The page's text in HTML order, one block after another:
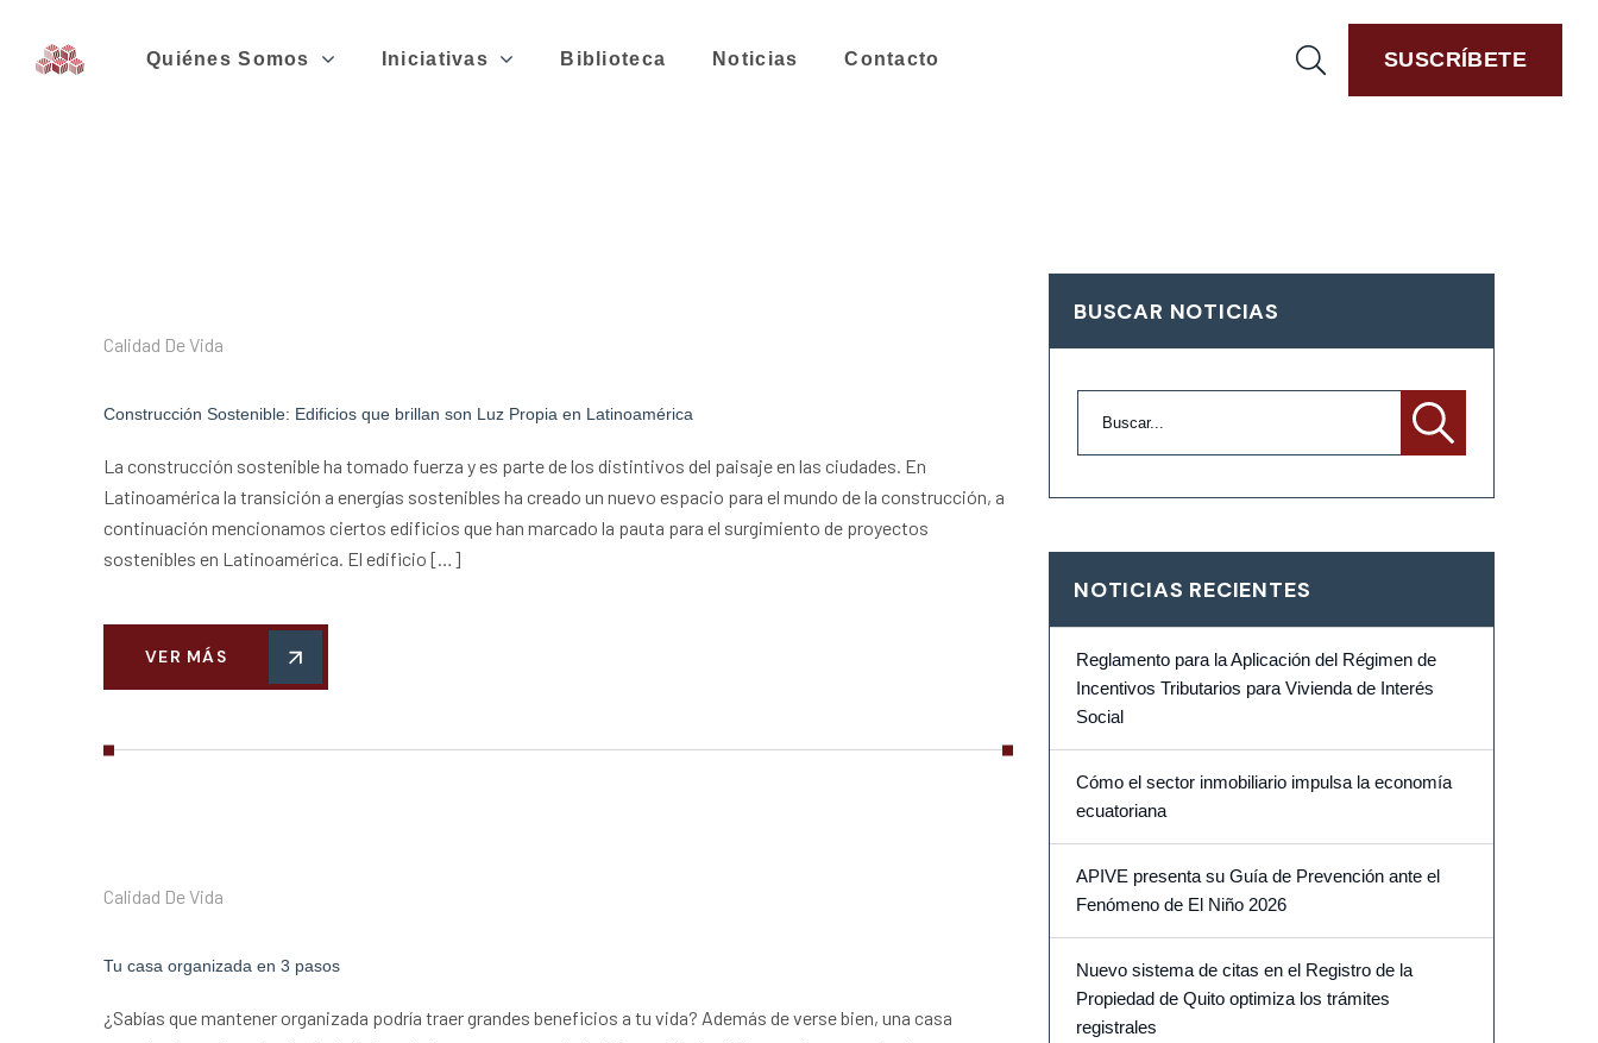
Quiénes Somos Iniciativas Biblioteca Noticias Contacto SUSCRÍBETE
Calidad De Vida
Construcción Sostenible: Edificios que brillan son Luz Propia en Latinoamérica
La construcción sostenible ha tomado fuerza y es parte de los distintivos del paisaje en las ciudades. En
Latinoamérica la transición a energías sostenibles ha creado un nuevo espacio para el mundo de la construcción, a
continuación mencionamos ciertos edificios que han marcado la pauta para el surgimiento de proyectos
sostenibles en Latinoamérica. El edificio […]
VER MÁS
Calidad De Vida
Tu casa organizada en 3 pasos
¿Sabías que mantener organizada podría traer grandes beneficios a tu vida? Además de verse bien, una casa
BUSCAR NOTICIAS
NOTICIAS RECIENTES
Reglamento para la Aplicación del Régimen de
Incentivos Tributarios para Vivienda de Interés
Social
Cómo el sector inmobiliario impulsa la economía
ecuatoriana
APIVE presenta su Guía de Prevención ante el
Fenómeno de El Niño 2026
Nuevo sistema de citas en el Registro de la
Propiedad de Quito optimiza los trámites
registrales